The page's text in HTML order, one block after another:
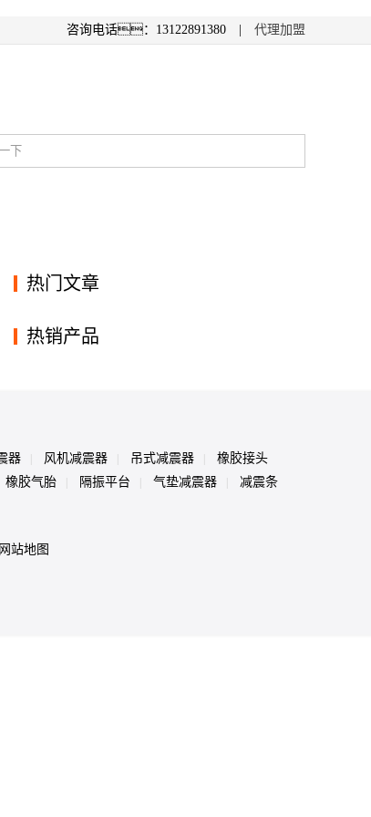
咨询电话：13122891380 | 代理加盟
热门文章
热销产品
器 风机减震器 吊式减震器
橡胶接头
橡胶气胎 隔振平台 气垫减震器 减震条
网站地图